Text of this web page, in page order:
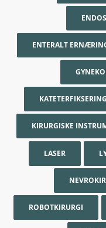
ENTERALT
KATETERFIKSERING
KIRURGISKE
LASER
ROBOTKIRURGI